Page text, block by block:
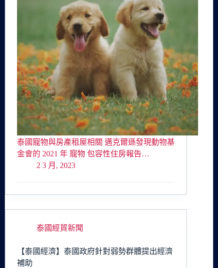
泰國寵物與房產租屋相關 邁克爾遜發現動物基
金會的 2021 年 寵物 包容性住房報告…
2 3 月, 2023
泰國經貿新聞
【泰國經濟】泰國政府針對弱勢群體提出經濟
補助